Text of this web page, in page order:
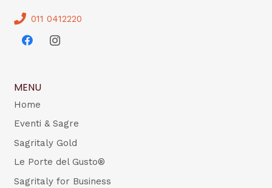
011 0412220
MENU
Home
Eventi & Sagre
Sagritaly Gold
Le Porte del Gusto®
Sagritaly for Business